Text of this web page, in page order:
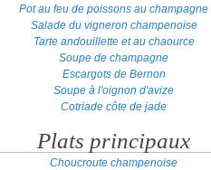
Pot au feu de poissons au champagne
Salade du vigneron champenoise
Tarte andouillette et au chaource
Soupe de champagne
Escargots de Bernon
Soupe à l'oignon d'avize
Cotriade côte de jade
Plats principaux
Choucroute champenoise